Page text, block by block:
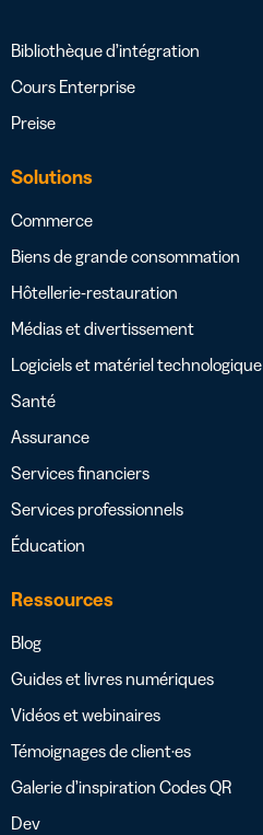
Bibliothèque d’intégration
Cours Enterprise
Preise
Solutions
Commerce
Biens de grande consommation
Hôtellerie-restauration
Médias et divertissement
Logiciels et matériel technologique
Santé
Assurance
Services financiers
Services professionnels
Éducation
Ressources
Blog
Guides et livres numériques
Vidéos et webinaires
Témoignages de client·es
Galerie d’inspiration Codes QR
Dev